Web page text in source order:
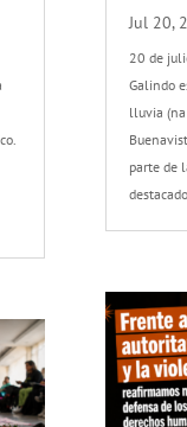
Jul 20,
20 de
Galindo
lluvia
parte de